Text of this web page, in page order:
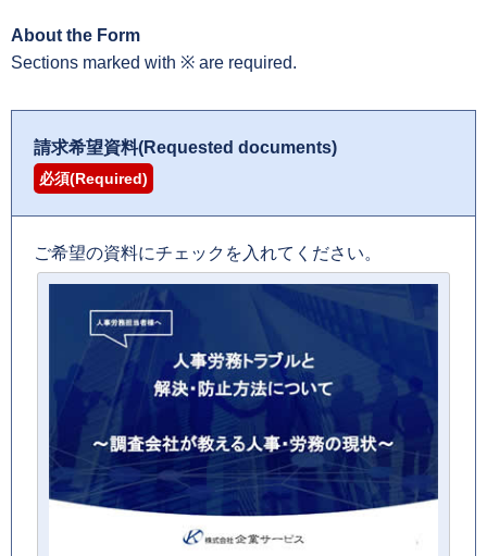
About the Form
Sections marked with ※ are required.
請求希望資料(Requested documents)
必須(Required)
ご希望の資料にチェックを入れてください。